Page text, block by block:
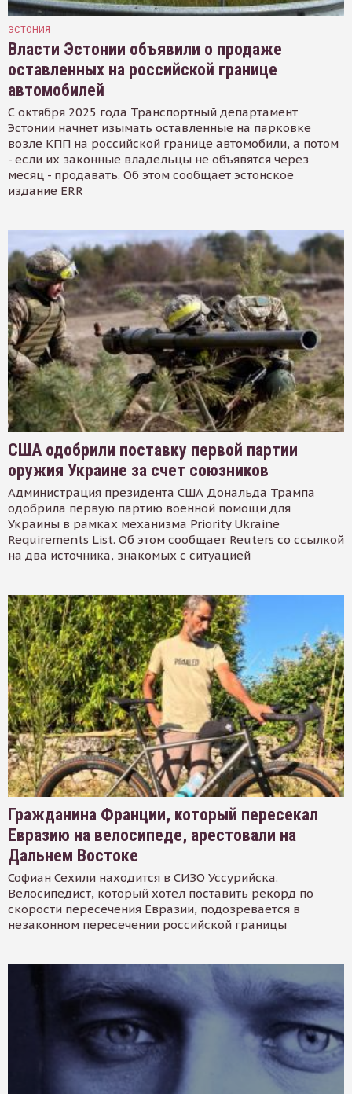
ЭСТОНИЯ
Власти Эстонии объявили о продаже
оставленных на российской границе
автомобилей
С октября 2025 года Транспортный департамент
Эстонии начнет изымать оставленные на парковке
возле КПП на российской границе автомобили, а потом
- если их законные владельцы не объявятся через
месяц - продавать. Об этом сообщает эстонское
издание ERR
США одобрили поставку первой партии
оружия Украине за счет союзников
Администрация президента США Дональда Трампа
одобрила первую партию военной помощи для
Украины в рамках механизма Priority Ukraine
Requirements List. Об этом сообщает Reuters со ссылкой
на два источника, знакомых с ситуацией
Гражданина Франции, который пересекал
Евразию на велосипеде, арестовали на
Дальнем Востоке
Софиан Сехили находится в СИЗО Уссурийска.
Велосипедист, который хотел поставить рекорд по
скорости пересечения Евразии, подозревается в
незаконном пересечении российской границы